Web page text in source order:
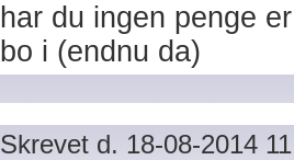
har du ingen penge
bo i (endnu da)
Skrevet d. 18-08-2014